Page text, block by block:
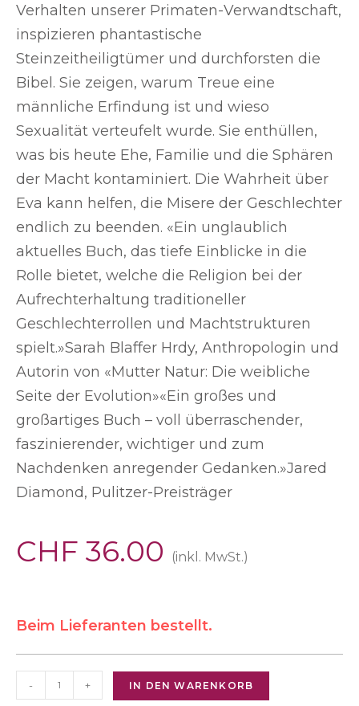
Verhalten unserer Primaten-Verwandtschaft,
inspizieren phantastische
Steinzeitheiligtümer und durchforsten die
Bibel. Sie zeigen, warum Treue eine
männliche Erfindung ist und wieso
Sexualität verteufelt wurde. Sie enthüllen,
was bis heute Ehe, Familie und die Sphären
der Macht kontaminiert. Die Wahrheit über
Eva kann helfen, die Misere der Geschlechter
endlich zu beenden. «Ein unglaublich
aktuelles Buch, das tiefe Einblicke in die
Rolle bietet, welche die Religion bei der
Aufrechterhaltung traditioneller
Geschlechterrollen und Machtstrukturen
spielt.»Sarah Blaffer Hrdy, Anthropologin und
Autorin von «Mutter Natur: Die weibliche
Seite der Evolution»«Ein großes und
großartiges Buch – voll überraschender,
faszinierender, wichtiger und zum
Nachdenken anregender Gedanken.»Jared
Diamond, Pulitzer-Preisträger
CHF 36.00 (inkl. MwSt.)
Beim Lieferanten bestellt.
- + IN DEN WARENKORB